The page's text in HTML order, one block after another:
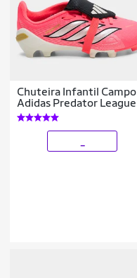
Chuteira Infantil Campo
Adidas Predator League
Língua Dobrável Copa Do
Mundo